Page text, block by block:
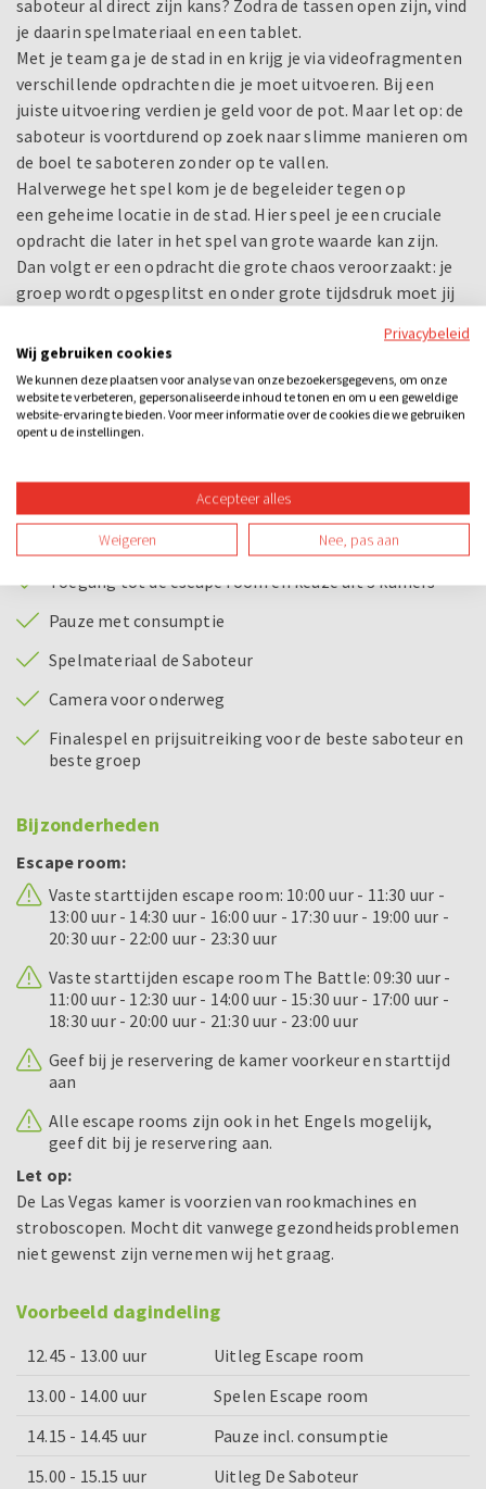
saboteur al direct zijn kans? Zodra de tassen open zijn, vind
je daarin spelmateriaal en een tablet.
Met je team ga je de stad in en krijg je via videofragmenten
verschillende opdrachten die je moet uitvoeren. Bij een
juiste uitvoering verdien je geld voor de pot. Maar let op: de
saboteur is voortdurend op zoek naar slimme manieren om
de boel te saboteren zonder op te vallen.
Halverwege het spel kom je de begeleider tegen op
een geheime locatie in de stad. Hier speel je een cruciale
opdracht die later in het spel van grote waarde kan zijn.
Dan volgt er een opdracht die grote chaos veroorzaakt: je
groep wordt opgesplitst en onder grote tijdsdruk moet jij
dat iemand de boel probeert te saboteren. Vertrouw je je
teamgenoten of zet je alles op scherp?
Aan het einde van het spel vul je een vragenlijst in om te
bepalen wie de saboteur is. Heeft het team goed opgelet
Bij dit uitje inbegrepen
Toegang tot de escape room en keuze uit 3 kamers
Pauze met consumptie
Spelmateriaal de Saboteur
Camera voor onderweg
Finalespel en prijsuitreiking voor de beste saboteur en
beste groep
Bijzonderheden
Escape room:
Vaste starttijden escape room: 10:00 uur - 11:30 uur -
13:00 uur - 14:30 uur - 16:00 uur - 17:30 uur - 19:00 uur -
20:30 uur - 22:00 uur - 23:30 uur
Vaste starttijden escape room The Battle: 09:30 uur -
11:00 uur - 12:30 uur - 14:00 uur - 15:30 uur - 17:00 uur -
18:30 uur - 20:00 uur - 21:30 uur - 23:00 uur
Geef bij je reservering de kamer voorkeur en starttijd
aan
Alle escape rooms zijn ook in het Engels mogelijk,
geef dit bij je reservering aan.
Let op:
De Las Vegas kamer is voorzien van rookmachines en
stroboscopen. Mocht dit vanwege gezondheidsproblemen
niet gewenst zijn vernemen wij het graag.
Voorbeeld dagindeling
12.45 - 13.00 uur
Uitleg Escape room
13.00 - 14.00 uur
Spelen Escape room
14.15 - 14.45 uur
Pauze incl. consumptie
15.00 - 15.15 uur
Uitleg De Saboteur
Privacybeleid
Wij gebruiken cookies
We kunnen deze plaatsen voor analyse van onze bezoekersgegevens, om onze
website te verbeteren, gepersonaliseerde inhoud te tonen en om u een geweldige
website-ervaring te bieden. Voor meer informatie over de cookies die we gebruiken
opent u de instellingen.
Accepteer alles
Weigeren Nee, pas aan